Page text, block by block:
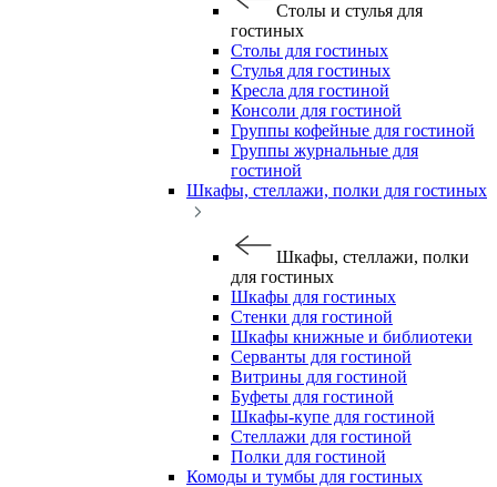
Столы и стулья для
гостиных
Столы для гостиных
Стулья для гостиных
Кресла для гостиной
Консоли для гостиной
Группы кофейные для гостиной
Группы журнальные для
гостиной
Шкафы, стеллажи, полки для гостиных
Шкафы, стеллажи, полки
для гостиных
Шкафы для гостиных
Стенки для гостиной
Шкафы книжные и библиотеки
Серванты для гостиной
Витрины для гостиной
Буфеты для гостиной
Шкафы-купе для гостиной
Стеллажи для гостиной
Полки для гостиной
Комоды и тумбы для гостиных